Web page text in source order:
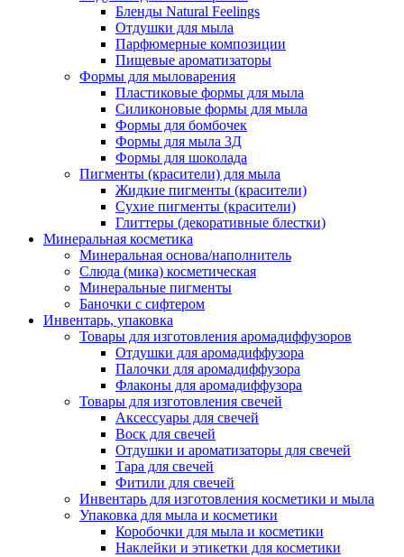
Бленды Natural Feelings
Отдушки для мыла
Парфюмерные композиции
Пищевые ароматизаторы
Формы для мыловарения
Пластиковые формы для мыла
Силиконовые формы для мыла
Формы для бомбочек
Формы для мыла 3Д
Формы для шоколада
Пигменты (красители) для мыла
Жидкие пигменты (красители)
Сухие пигменты (красители)
Глиттеры (декоративные блестки)
Минеральная косметика
Минеральная основа/наполнитель
Слюда (мика) косметическая
Минеральные пигменты
Баночки с сифтером
Инвентарь, упаковка
Товары для изготовления аромадиффузоров
Отдушки для аромадиффузора
Палочки для аромадиффузора
Флаконы для аромадиффузора
Товары для изготовления свечей
Аксессуары для свечей
Воск для свечей
Отдушки и ароматизаторы для свечей
Тара для свечей
Фитили для свечей
Инвентарь для изготовления косметики и мыла
Упаковка для мыла и косметики
Коробочки для мыла и косметики
Наклейки и этикетки для косметики